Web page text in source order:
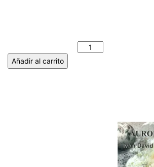
Añadir al carrito